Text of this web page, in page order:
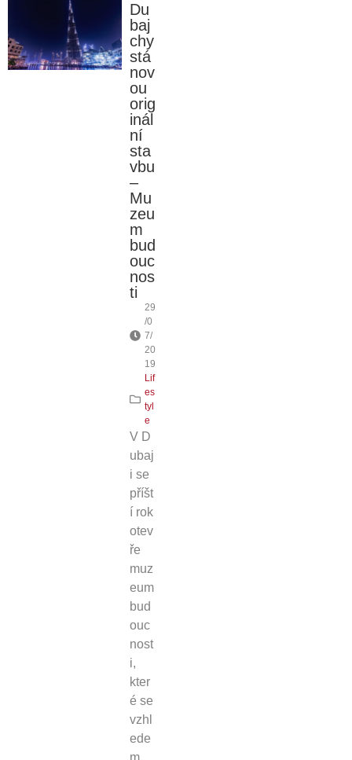
Du
baj
chy
stá
nov
ou
orig
inál
ní
sta
vbu
–
Mu
zeu
m
bud
ouc
nos
ti
29
/0
7/
20
19
Lif
es
tyl
e
V D
ubaj
i se
příšt
í rok
otev
ře
muz
eum
bud
ouc
nost
i,
kter
é se
vzhl
ede